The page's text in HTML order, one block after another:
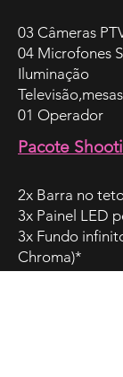
03 Câmeras
04 Microfones
Iluminação
01 Operador
Pacote
2x Barra no
3x Painel LED
3x Fundo
Chroma)*